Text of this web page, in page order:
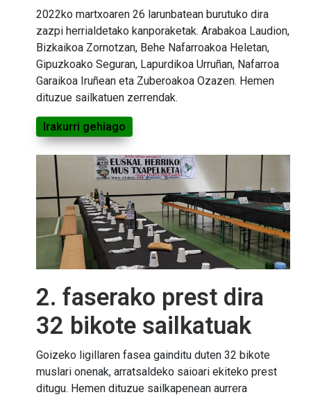
2022ko martxoaren 26 larunbatean burutuko dira
zazpi herrialdetako kanporaketak. Arabakoa Laudion,
Bizkaikoa Zornotzan, Behe Nafarroakoa Heletan,
Gipuzkoako Seguran, Lapurdikoa Urruñan, Nafarroa
Garaikoa Iruñean eta Zuberoakoa Ozazen. Hemen
dituzue sailkatuen zerrendak.
Irakurri gehiago
2. faserako prest dira
32 bikote sailkatuak
Goizeko ligillaren fasea gainditu duten 32 bikote
muslari onenak, arratsaldeko saioari ekiteko prest
ditugu. Hemen dituzue sailkapenean aurrera